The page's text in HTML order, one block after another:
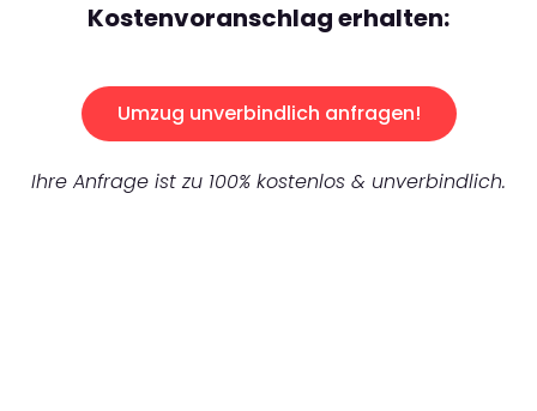
Kostenvoranschlag erhalten:
Umzug unverbindlich anfragen!
Ihre Anfrage ist zu 100% kostenlos & unverbindlich.